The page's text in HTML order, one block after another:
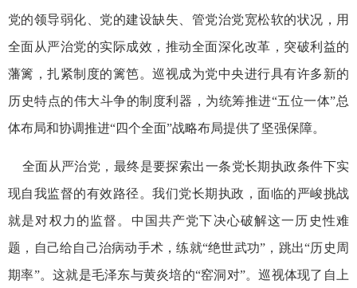
党的领导弱化、党的建设缺失、管党治党宽松软的状况，用
全面从严治党的实际成效，推动全面深化改革，突破利益的
藩篱，扎紧制度的篱笆。巡视成为党中央进行具有许多新的
历史特点的伟大斗争的制度利器，为统筹推进“五位一体”总
体布局和协调推进“四个全面”战略布局提供了坚强保障。
全面从严治党，最终是要探索出一条党长期执政条件下实
现自我监督的有效路径。我们党长期执政，面临的严峻挑战
就是对权力的监督。中国共产党下决心破解这一历史性难
题，自己给自己治病动手术，练就“绝世武功”，跳出“历史周
期率”。这就是毛泽东与黄炎培的“窑洞对”。巡视体现了自上